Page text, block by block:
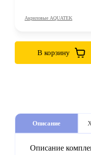
Акриловые AQUATEK
В корзину
Описание
Описание